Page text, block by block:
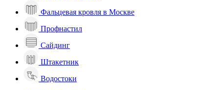
Фальцевая кровля в Москве
Профнастил
Сайдинг
Штакетник
Водостоки